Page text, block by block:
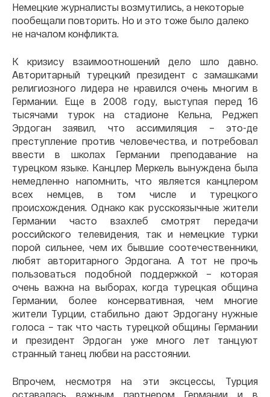
Немецкие журналисты возмутились, а некоторые
пообещали повторить. Но и это тоже было далеко
не началом конфликта.
К кризису взаимоотношений дело шло давно.
Авторитарный турецкий президент с замашками
религиозного лидера не нравился очень многим в
Германии. Еще в 2008 году, выступая перед 16
тысячами турок на стадионе Кельна, Реджеп
Эрдоган заявил, что ассимиляция – это-де
преступление против человечества, и потребовал
ввести в школах Германии преподавание на
турецком языке. Канцлер Меркель вынуждена была
немедленно напомнить, что является канцлером
всех немцев, в том числе и турецкого
происхождения. Однако как русскоязычные жители
Германии часто взахлеб смотрят передачи
российского телевидения, так и немецкие турки
порой сильнее, чем их бывшие соотечественники,
любят авторитарного Эрдогана. А тот не прочь
пользоваться подобной поддержкой – которая
очень важна на выборах, когда турецкая община
Германии, более консервативная, чем многие
жители Турции, стабильно дают Эрдогану нужные
голоса – так что часть турецкой общины Германии
и президент Эрдоган уже много лет танцуют
странный танец любви на расстоянии.
Впрочем, несмотря на эти эксцессы, Турция
оставалась важным партнером Германии и в